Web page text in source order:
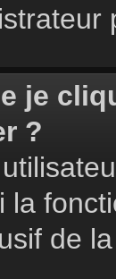
je
?
la
de